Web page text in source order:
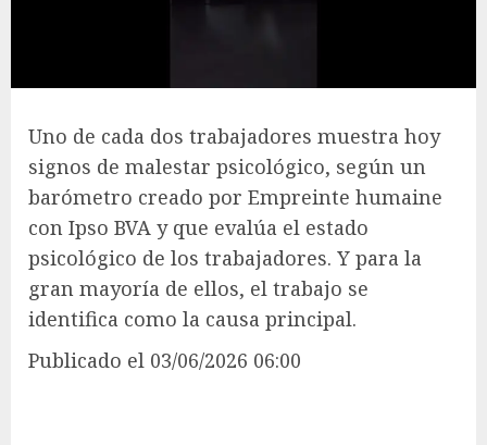
Uno de cada dos trabajadores muestra hoy
signos de malestar psicológico, según un
barómetro creado por Empreinte humaine
con Ipso BVA y que evalúa el estado
psicológico de los trabajadores. Y para la
gran mayoría de ellos, el trabajo se
identifica como la causa principal.
Publicado el 03/06/2026 06:00